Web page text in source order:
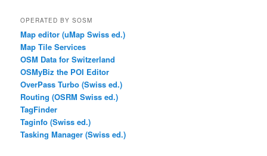
OPERATED BY SOSM
Map editor (uMap Swiss ed.)
Map Tile Services
OSM Data for Switzerland
OSMyBiz the POI Editor
OverPass Turbo (Swiss ed.)
Routing (OSRM Swiss ed.)
TagFinder
Taginfo (Swiss ed.)
Tasking Manager (Swiss ed.)